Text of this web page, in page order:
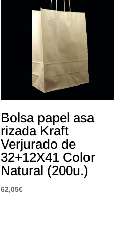
Bolsa papel asa
rizada Kraft
Verjurado de
32+12X41 Color
Natural (200u.)
62,05€